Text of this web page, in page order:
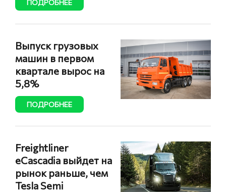
ПОДРОБНЕЕ
Выпуск грузовых
машин в первом
квартале вырос на
5,8%
ПОДРОБНЕЕ
Freightliner
eCascadia выйдет на
рынок раньше, чем
Tesla Semi